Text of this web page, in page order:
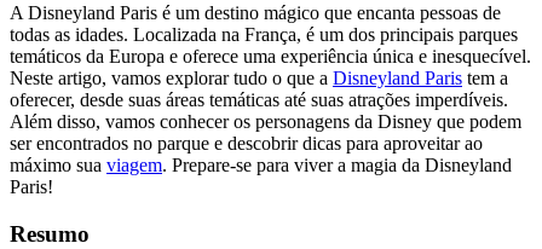
A Disneyland Paris é um destino mágico que encanta pessoas de
todas as idades. Localizada na França, é um dos principais parques
temáticos da Europa e oferece uma experiência única e inesquecível.
Neste artigo, vamos explorar tudo o que a Disneyland Paris tem a
oferecer, desde suas áreas temáticas até suas atrações imperdíveis.
Além disso, vamos conhecer os personagens da Disney que podem
ser encontrados no parque e descobrir dicas para aproveitar ao
máximo sua viagem. Prepare-se para viver a magia da Disneyland
Paris!
Resumo